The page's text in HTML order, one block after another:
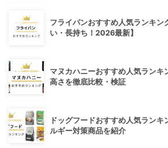
フライパンおすすめ人気ランキン
い・長持ち！2026最新】
マヌカハニーおすすめ人気ランキ
高さを徹底比較・検証
ドッグフードおすすめ人気ラン
ルギー対策商品を紹介